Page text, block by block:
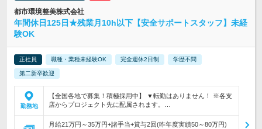
都市環境整美株式会社
年間休日125日★残業月10h以下【安全サポートスタッフ】未経
験OK
正社員 職種・業種未経験OK 完全週休2日制 学歴不問
第二新卒歓迎
勤務地
【全国各地で募集！積極採用中】 ▼転勤はありません！ ※各支
店からプロジェクト先に配属されます。…
月給21万円～35万円+諸手当+賞与2回(昨年度実績50～80万円)